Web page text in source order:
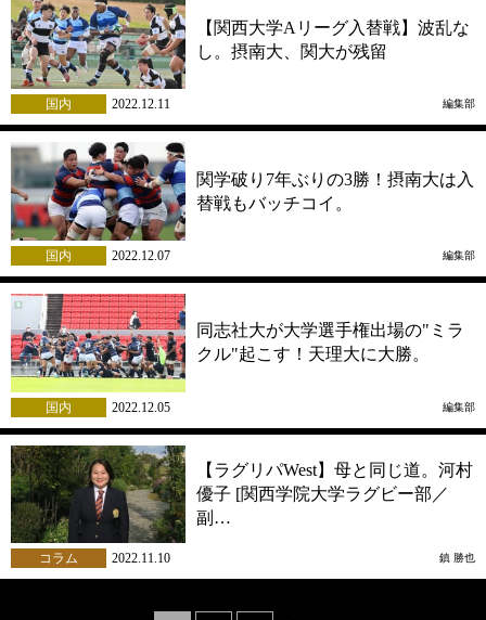
【関西大学Aリーグ入替戦】波乱な
し。摂南大、関大が残留
国内 2022.12.11 編集部
関学破り7年ぶりの3勝！摂南大は入
替戦もバッチコイ。
国内 2022.12.07 編集部
同志社大が大学選手権出場の"ミラ
クル"起こす！天理大に大勝。
国内 2022.12.05 編集部
【ラグリパWest】母と同じ道。河村
優子 [関西学院大学ラグビー部／
副…
コラム 2022.11.10 鎮 勝也